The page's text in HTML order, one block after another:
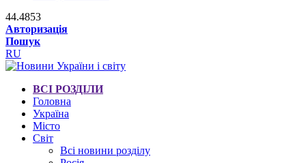
44.4853
Авторизація
Пошук
RU
ВСІ РОЗДІЛИ
Головна
Україна
Місто
Світ
Всі новини розділу